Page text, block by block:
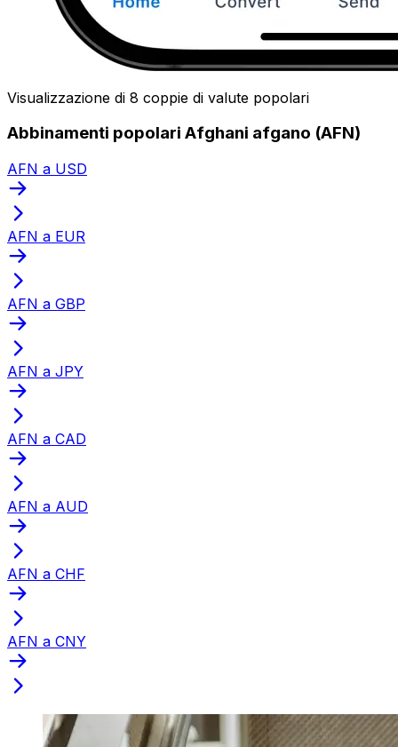
Visualizzazione di 8 coppie di valute popolari
Abbinamenti popolari Afghani afgano (AFN)
AFN a USD
AFN a EUR
AFN a GBP
AFN a JPY
AFN a CAD
AFN a AUD
AFN a CHF
AFN a CNY